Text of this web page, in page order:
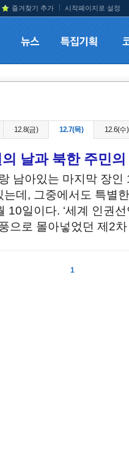
즐겨찾기 추가 시작페이지로 설정
12.8(금) 12.7(목) 12.6(수)
날과 북한 주민
남아있는 마지막 장
데, 그중에서도 특별
10일이다. ‘세계 인권
으로 몰아넣었던 제2
1